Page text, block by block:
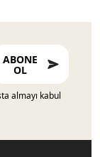
ABONE
OL
almayı kabul